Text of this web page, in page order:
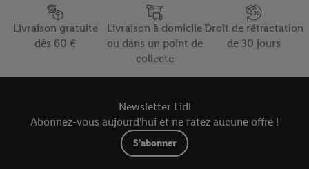
Élément du pied de page avec les différents arguments de
Livraison gratuite
dès 60 €
Livraison à domicile
ou dans un point de
collecte
Droit de rétractation
de 30 jours
Newsletter Lidl
Abonnez-vous aujourd'hui et ne ratez aucune offre !
S'abonner